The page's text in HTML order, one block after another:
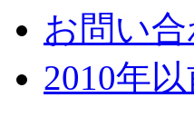
お問い
2010年